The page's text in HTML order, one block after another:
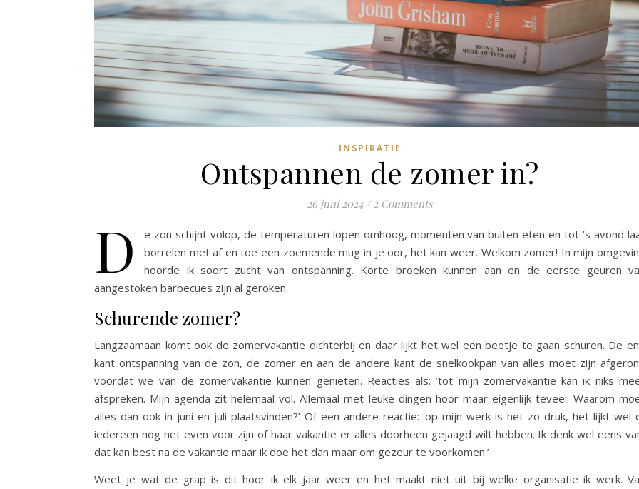
INSPIRATIE
Ontspannen de zomer in?
26 juni 2024 / 2 Comments
D
e zon schijnt volop, de temperaturen lopen omhoog, momenten van buiten eten en tot ’s avond
borrelen met af en toe een zoemende mug in je oor, het kan weer. Welkom zomer! In mijn
hoorde ik soort zucht van ontspanning. Korte broeken kunnen aan en de eerste geuren
aangestoken barbecues zijn al geroken.
Schurende zomer?
Langzaamaan komt ook de zomervakantie dichterbij en daar lijkt het wel een beetje te gaan schuren. De
kant ontspanning van de zon, de zomer en aan de andere kant de snelkookpan van alles moet zijn
voordat we van de zomervakantie kunnen genieten. Reacties als: ’tot mijn zomervakantie kan ik niks
afspreken. Mijn agenda zit helemaal vol. Allemaal met leuke dingen hoor maar eigenlijk teveel. Waarom
alles dan ook in juni en juli plaatsvinden?’ Of een andere reactie: ‘op mijn werk is het zo druk, het lijkt wel
iedereen nog net even voor zijn of haar vakantie er alles doorheen gejaagd wilt hebben. Ik denk wel eens
dat kan best na de vakantie maar ik doe het dan maar om gezeur te voorkomen.’
Weet je wat de grap is dit hoor ik elk jaar weer en het maakt niet uit bij welke organisatie ik werk.